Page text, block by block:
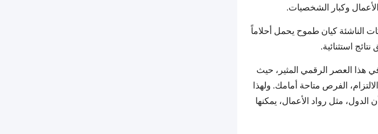
وكبار الشخصيات.
الناشئة كيان طموح يحمل أحلاماً
استثنائية.
هذا العصر الرقمي المثير، حيث
الفرص متاحة أمامك. ولهذا
مثل رواد الأعمال، يمكنها